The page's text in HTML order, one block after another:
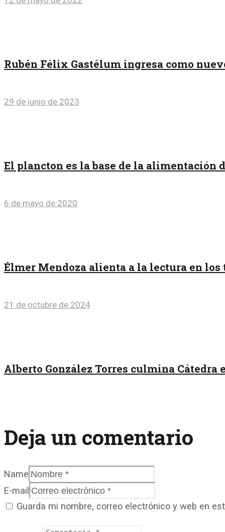
Rubén Félix Gastélum ingresa como
29 de junio de 2023
El plancton es la base de la alimentación
6 de mayo de 2020
Élmer Mendoza alienta a la lectura en los
21 de octubre de 2024
Alberto González Torres culmina
Deja un comentario
Name
E-mail
Guarda mi nombre, correo electrónico y web en